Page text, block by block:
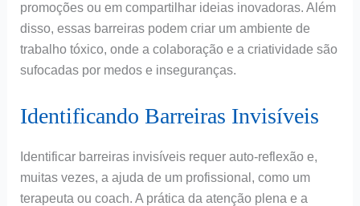
promoções ou em compartilhar ideias inovadoras. Além
disso, essas barreiras podem criar um ambiente de
trabalho tóxico, onde a colaboração e a criatividade são
sufocadas por medos e inseguranças.
Identificando Barreiras Invisíveis
Identificar barreiras invisíveis requer auto-reflexão e,
muitas vezes, a ajuda de um profissional, como um
terapeuta ou coach. A prática da atenção plena e a